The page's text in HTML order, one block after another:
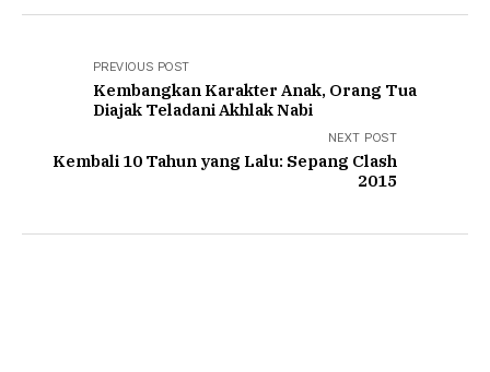
PREVIOUS POST
Kembangkan Karakter Anak, Orang Tua
Diajak Teladani Akhlak Nabi
NEXT POST
Kembali 10 Tahun yang Lalu: Sepang Clash
2015